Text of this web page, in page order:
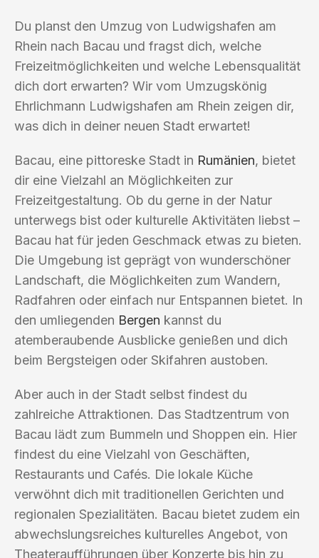
Du planst den Umzug von Ludwigshafen am
Rhein nach Bacau und fragst dich, welche
Freizeitmöglichkeiten und welche Lebensqualität
dich dort erwarten? Wir vom Umzugskönig
Ehrlichmann Ludwigshafen am Rhein zeigen dir,
was dich in deiner neuen Stadt erwartet!
Bacau, eine pittoreske Stadt in Rumänien, bietet
dir eine Vielzahl an Möglichkeiten zur
Freizeitgestaltung. Ob du gerne in der Natur
unterwegs bist oder kulturelle Aktivitäten liebst –
Bacau hat für jeden Geschmack etwas zu bieten.
Die Umgebung ist geprägt von wunderschöner
Landschaft, die Möglichkeiten zum Wandern,
Radfahren oder einfach nur Entspannen bietet. In
den umliegenden Bergen kannst du
atemberaubende Ausblicke genießen und dich
beim Bergsteigen oder Skifahren austoben.
Aber auch in der Stadt selbst findest du
zahlreiche Attraktionen. Das Stadtzentrum von
Bacau lädt zum Bummeln und Shoppen ein. Hier
findest du eine Vielzahl von Geschäften,
Restaurants und Cafés. Die lokale Küche
verwöhnt dich mit traditionellen Gerichten und
regionalen Spezialitäten. Bacau bietet zudem ein
abwechslungsreiches kulturelles Angebot, von
Theateraufführungen über Konzerte bis hin zu